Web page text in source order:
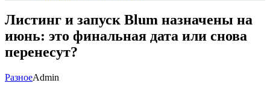
Листинг и запуск Blum назначены на
июнь: это финальная дата или снова
перенесут?
РазноеAdmin